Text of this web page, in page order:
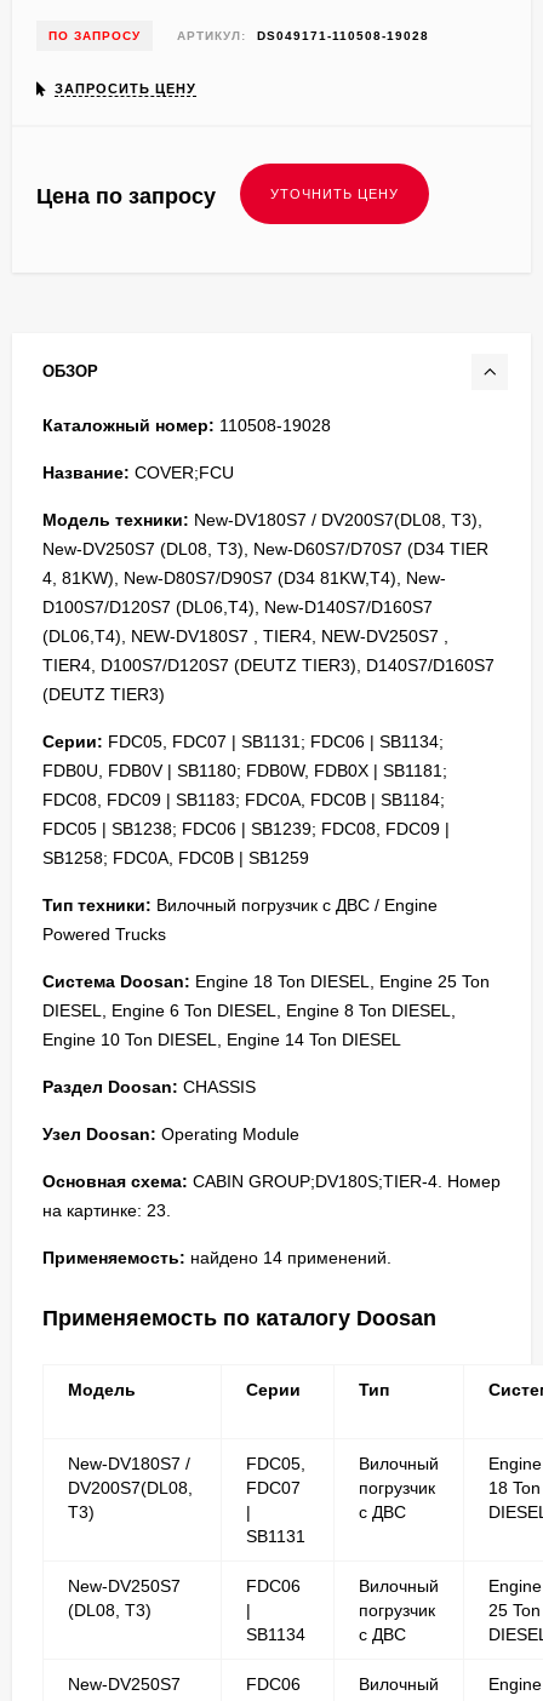
ПО ЗАПРОСУ АРТИКУЛ: DS049171-110508-19028
ЗАПРОСИТЬ ЦЕНУ
Цена по запросу
ОБЗОР
Каталожный номер: 110508-19028
Название: COVER;FCU
Модель техники: New-DV180S7 / DV200S7(DL08, T3),
New-DV250S7 (DL08, T3), New-D60S7/D70S7 (D34 TIER
4, 81KW), New-D80S7/D90S7 (D34 81KW,T4), New-
D100S7/D120S7 (DL06,T4), New-D140S7/D160S7
(DL06,T4), NEW-DV180S7 , TIER4, NEW-DV250S7 ,
TIER4, D100S7/D120S7 (DEUTZ TIER3), D140S7/D160S7
(DEUTZ TIER3)
Серии: FDC05, FDC07 | SB1131; FDC06 | SB1134;
FDB0U, FDB0V | SB1180; FDB0W, FDB0X | SB1181;
FDC08, FDC09 | SB1183; FDC0A, FDC0B | SB1184;
FDC05 | SB1238; FDC06 | SB1239; FDC08, FDC09 |
SB1258; FDC0A, FDC0B | SB1259
Тип техники: Вилочный погрузчик с ДВС / Engine
Powered Trucks
Система Doosan: Engine 18 Ton DIESEL, Engine 25 Ton
DIESEL, Engine 6 Ton DIESEL, Engine 8 Ton DIESEL,
Engine 10 Ton DIESEL, Engine 14 Ton DIESEL
Раздел Doosan: CHASSIS
Узел Doosan: Operating Module
Основная схема: CABIN GROUP;DV180S;TIER-4. Номер
на картинке: 23.
Применяемость: найдено 14 применений.
Применяемость по каталогу Doosan
Модель Серии Тип
New-DV180S7 /
DV200S7(DL08,
T3)
FDC05,
FDC07
|
SB1131
Вилочный
погрузчик
с ДВС
Engine
18 Ton
New-DV250S7
(DL08, T3)
FDC06
|
SB1134
Вилочный
погрузчик
с ДВС
Engine
25 Ton
New-DV250S7
FDC06
Вилочный
Engine